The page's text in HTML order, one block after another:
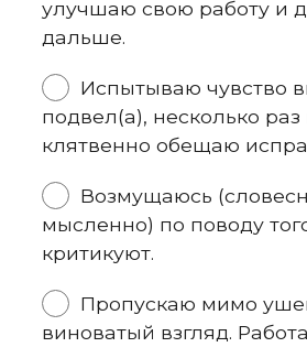
улучшаю свою работу и
дальше.
Испытываю чувство
подвел(а), несколько
клятвенно обещаю
Возмущаюсь
мысленно) по поводу
критикуют.
Пропускаю мимо
виноватый взгляд.